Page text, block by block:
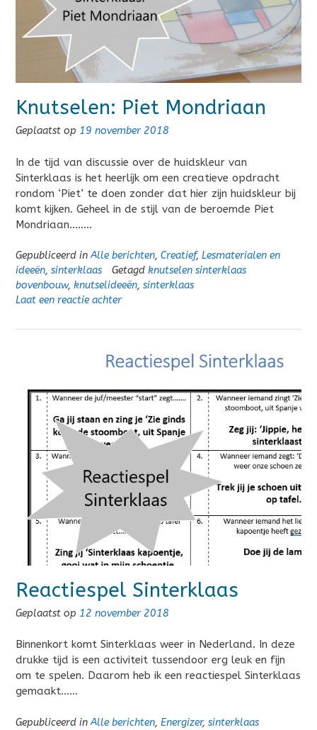
Knutselen: Piet Mondriaan
Geplaatst op 19 november 2018
In de tijd van discussie over de huidskleur van
Sinterklaas is het heerlijk om een creatieve opdracht
rondom ‘Piet’ te doen zonder dat hier zijn huidskleur bij
komt kijken. Geheel in de stijl van de beroemde Piet
Mondriaan……..
Gepubliceerd inAlle berichten, Creatief, Lesmaterialen en
ideeën, sinterklaas Getagd knutselen sinterklaas
bovenbouw, knutselideeën, sinterklaas
Laat een reactie achter
Reactiespel Sinterklaas
Geplaatst op 12 november 2018
Binnenkort komt Sinterklaas weer in Nederland. In deze
drukke tijd is een activiteit tussendoor erg leuk en fijn
om te spelen. Daarom heb ik een reactiespel Sinterklaas
gemaakt……
Gepubliceerd inAlle berichten, Energizer, sinterklaas